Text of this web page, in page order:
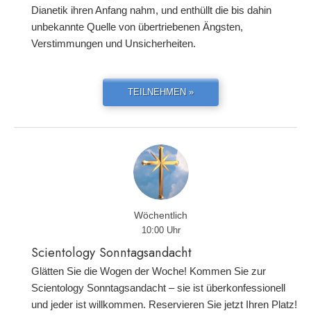
Dianetik ihren Anfang nahm, und enthüllt die bis dahin
unbekannte Quelle von übertriebenen Ängsten,
Verstimmungen und Unsicherheiten.
TEILNEHMEN »
Wöchentlich
10:00 Uhr
Scientology Sonntagsandacht
Glätten Sie die Wogen der Woche! Kommen Sie zur
Scientology Sonntagsandacht – sie ist überkonfessionell
und jeder ist willkommen. Reservieren Sie jetzt Ihren Platz!